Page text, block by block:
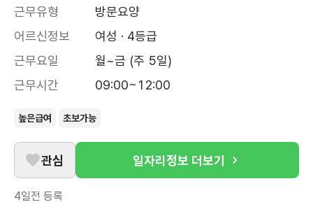
근무유형
방문요양
어르신정보
여성 · 4등급
근무요일
월~금 (주 5일)
근무시간
09:00~12:00
높은급여 초보가능
관심 일자리정보 더보기
4일전 등록